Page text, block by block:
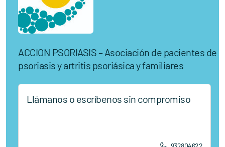
ACCION PSORIASIS – Asociación de pacientes de
psoriasis y artritis psoriásica y familiares
Llámanos o escríbenos sin compromiso